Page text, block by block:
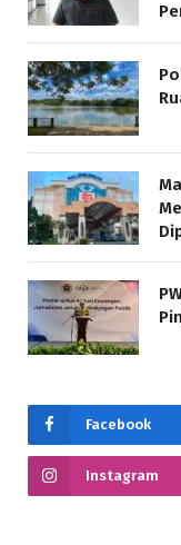
Facebook
Instagram